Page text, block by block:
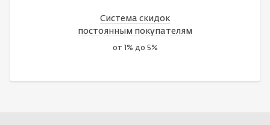
Система скидок
постоянным покупателям
от 1% до 5%